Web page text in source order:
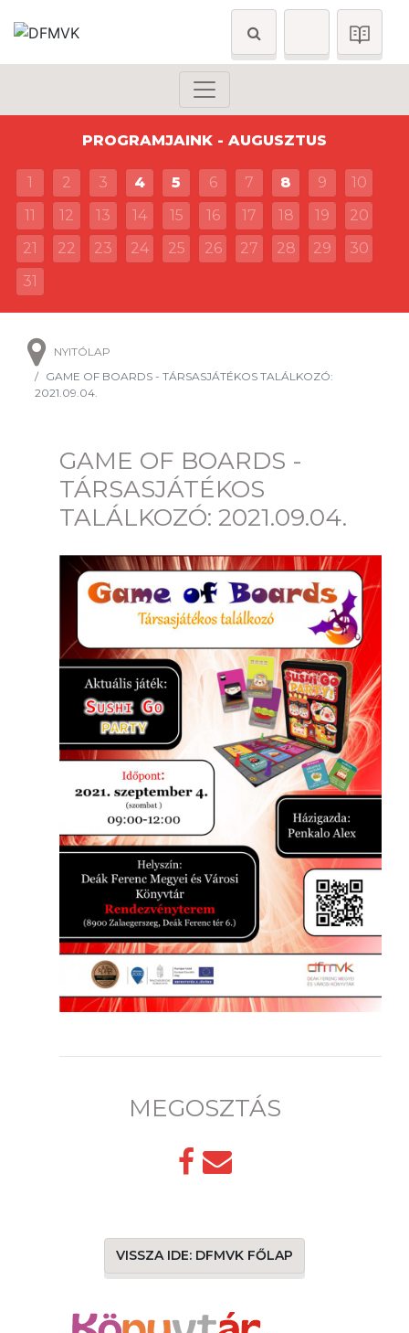
PROGRAMJAINK - AUGUSZTUS
1 2 3 4 5 6 7 8 9
10
11
12 13 14 15 16 17 18 19
20
21
22 23 24 25 26 27 28 29
30
31
NYITÓLAP
GAME OF BOARDS - TÁRSASJÁTÉKOS TALÁLKOZÓ:
2021.09.04.
GAME OF BOARDS -
TÁRSASJÁTÉKOS
TALÁLKOZÓ: 2021.09.04.
MEGOSZTÁS
VISSZA IDE: DFMVK FŐLAP